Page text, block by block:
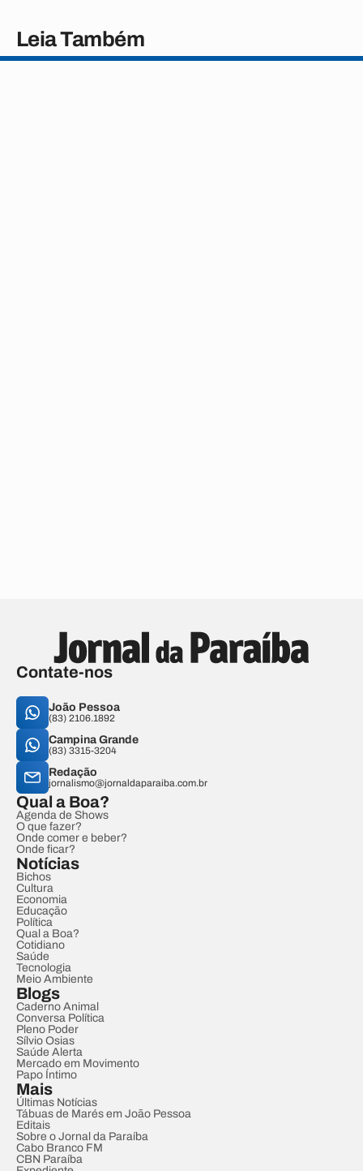
Leia Também
Contate-nos
João Pessoa
(83) 2106.1892
Campina Grande
(83) 3315-3204
Redação
jornalismo@jornaldaparaiba.com.br
Qual a Boa?
Agenda de Shows
O que fazer?
Onde comer e beber?
Onde ficar?
Notícias
Bichos
Cultura
Economia
Educação
Política
Qual a Boa?
Cotidiano
Saúde
Tecnologia
Meio Ambiente
Blogs
Caderno Animal
Conversa Política
Pleno Poder
Sílvio Osias
Saúde Alerta
Mercado em Movimento
Papo Íntimo
Mais
Últimas Notícias
Tábuas de Marés em João Pessoa
Editais
Sobre o Jornal da Paraíba
Cabo Branco FM
CBN Paraíba